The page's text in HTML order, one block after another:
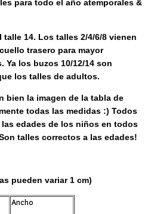
para todo el año atemporales &
talle 14. Los talles 2/4/6/8 vienen
trasero para mayor
Ya los buzos 10/12/14 son
los talles de adultos.
bien la imagen de la tabla de
todas las medidas :) Todos
edades de los niños en todos
talles correctos a las edades!
pueden variar 1 cm)
Ancho